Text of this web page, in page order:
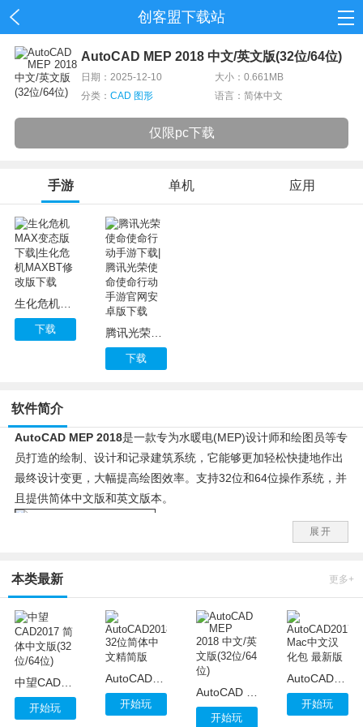
创客盟下载站
首页
资讯
AutoCAD MEP 2018 中文/英文版(32位/64位)
日期：2025-12-10
大小：0.661MB
分类： CAD 图形 语言：简体中文
仅限pc下载
手游 单机 应用
生化危机MAX变态版下载|生化危机MAXBT修改版下载
下载 腾讯光荣使命使命行动手游下载|腾讯光荣使命使命行动手游官网安卓版下载
下载
软件简介
AutoCAD MEP 2018是一款专为水暖电(MEP)设计师和绘图员等专
员打造的绘制、设计和记录建筑系统，它能够更加轻松快捷地作出
最终设计变更，大幅提高绘图效率。支持32位和64位操作系统，并
且提供简体中文版和英文版本。
能够自动执行繁琐的绘图任务，帮助设计师
广泛的DWG文件格式，可以更加轻松地与建筑师、结构工程师和承
包商进行共享、协作和协调。
展开
本类最新 更多+
中望CAD2017 简体中文版(32位/64位)
开始玩
AutoCAD2018 32位简体中文精简版
开始玩
开始玩
AutoCAD2017 Mac中文汉化包 最新版
开始玩